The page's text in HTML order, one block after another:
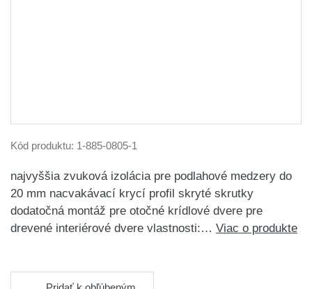
Kód produktu: 1-885-0805-1
najvyššia zvuková izolácia pre podlahové medzery do
20 mm nacvakávací krycí profil skryté skrutky
dodatočná montáž pre otočné krídlové dvere pre
drevené interiérové dvere vlastnosti:… Viac o produkte